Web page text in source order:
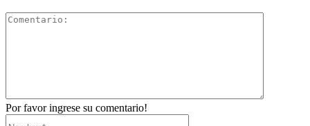
Por favor ingrese su comentario!